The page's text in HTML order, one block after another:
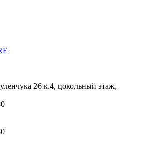
26 к.4, цокольный этаж,